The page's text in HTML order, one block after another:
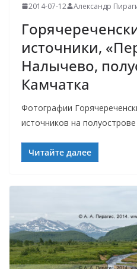
2014-07-12 Александр
источники,
Налычево,
Камчатка
Фотографии
источников на
Читайте далее